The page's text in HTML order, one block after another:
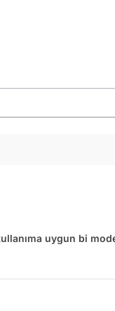
uygun bi